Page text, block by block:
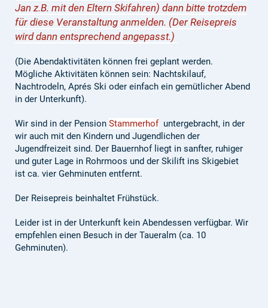
Jan z.B. mit den Eltern Skifahren) dann bitte trotzdem
für diese Veranstaltung anmelden. (Der Reisepreis
wird dann entsprechend angepasst.)
(Die Abendaktivitäten können frei geplant werden.
Mögliche Aktivitäten können sein: Nachtskilauf,
Nachtrodeln, Aprés Ski oder einfach ein gemütlicher Abend
in der Unterkunft).
Wir sind in der Pension Stammerhofuntergebracht, in der
wir auch mit den Kindern und Jugendlichen der
Jugendfreizeit sind. Der Bauernhof liegt in sanfter, ruhiger
und guter Lage in Rohrmoos und der Skilift ins Skigebiet
ist ca. vier Gehminuten entfernt.
Der Reisepreis beinhaltet Frühstück.
Leider ist in der Unterkunft kein Abendessen verfügbar. Wir
empfehlen einen Besuch in der Taueralm (ca. 10
Gehminuten).